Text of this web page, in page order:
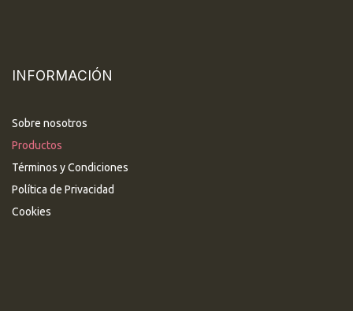
INFORMACIÓN
Sobre nosotros
Productos
Términos y Condiciones
Política de Privacidad
Cookies